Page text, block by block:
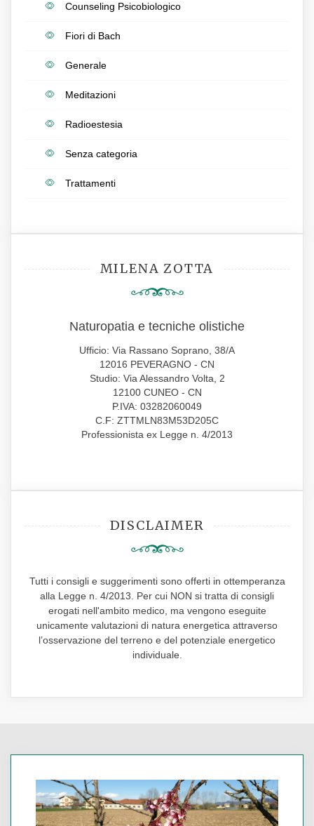
Counseling Psicobiologico
Fiori di Bach
Generale
Meditazioni
Radioestesia
Senza categoria
Trattamenti
MILENA ZOTTA
Naturopatia e tecniche olistiche
Ufficio: Via Rassano Soprano, 38/A
12016 PEVERAGNO - CN
Studio: Via Alessandro Volta, 2
12100 CUNEO - CN
P.IVA: 03282060049
C.F: ZTTMLN83M53D205C
Professionista ex Legge n. 4/2013
DISCLAIMER
Tutti i consigli e suggerimenti sono offerti in ottemperanza
alla Legge n. 4/2013. Per cui NON si tratta di consigli
erogati nell'ambito medico, ma vengono eseguite
unicamente valutazioni di natura energetica attraverso
l’osservazione del terreno e del potenziale energetico
individuale.